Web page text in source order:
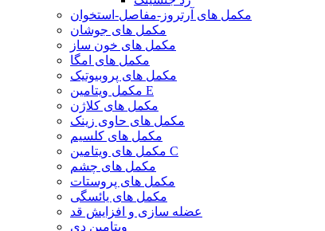
مکمل های آرتروز-مفاصل-استخوان
مکمل های جوشان
مکمل های خون ساز
مکمل های امگا
مکمل های پروبیوتیک
مکمل ویتامین E
مکمل های کلاژن
مکمل های حاوی زینک
مکمل های کلسیم
مکمل های ویتامین C
مکمل های چشم
مکمل های پروستات
مکمل های یائسگی
عضله سازی و افزایش قد
ویتامین دی